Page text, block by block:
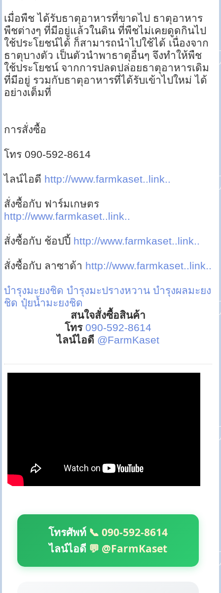
เมื่อพืช ได้รับธาตุอาหารที่ขาดไป ธาตุอาหาร
พืชต่างๆ ที่มีอยู่แล้วในดิน ที่พืชไม่เคยดูดกินไป
ใช้ประโยชน์ได้ ก็สามารถนำไปใช้ได้ เนื่องจาก
ธาตุบางตัว เป็นตัวนำพาธาตุอื่นๆ จึงทำให้พืช
ใช้ประโยชน์ จากการปลดปล่อยธาตุอาหารเดิม
ที่มีอยู่ รวมกับธาตุอาหารที่ได้รับเข้าไปใหม่ ได้
อย่างเต็มที่
การสั่งซื้อ
โทร 090-592-8614
ไลน์ไอดี http://www.farmkaset..link..
สั่งซื้อกับ ฟาร์มเกษตร
http://www.farmkaset..link..
สั่งซื้อกับ ช้อปปี้ http://www.farmkaset..link..
สั่งซื้อกับ ลาซาด้า http://www.farmkaset..link..
บำรุงมะยงชิด บำรุงมะปรางหวาน บำรุงผลมะยง
ชิด ปุ๋ยน้ำมะยงชิด
สนใจสั่งซื้อสินค้า
โทร 090-592-8614
ไลน์ไอดี @FarmKaset
โทรศัพท์ 📞 090-592-8614
ไลน์ไอดี 💬 @FarmKaset